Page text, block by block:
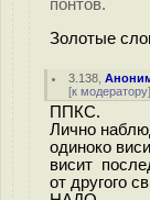
понтов.
Золотые
3.138 ,
[к модератору]
ППКС.
Лично
одиноко
висит
от другого